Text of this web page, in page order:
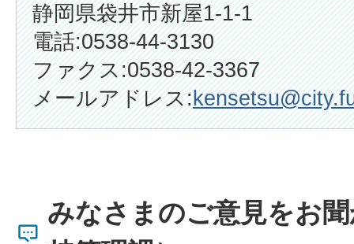
静岡県袋井市新屋1-1-1
電話:0538-44-3130
ファクス:0538-42-3367
メールアドレス:
みなさまのご意見をお